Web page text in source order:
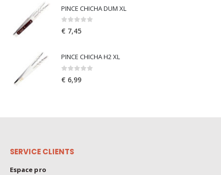
PINCE CHICHA DUM XL
0out of 5
€ 7,45
PINCE CHICHA H2 XL
0out of 5
€ 6,99
SERVICE CLIENTS
Espace pro